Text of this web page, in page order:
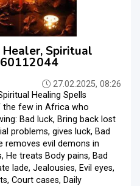
Spiritual
27.02.2025, 08:26
Healing Spells
the few in Africa who
Bad luck, Bring back lost
problems, gives luck, Bad
removes evil demons in
He treats Body pains, Bad
lade, Jealousies, Evil eyes,
Court cases, Daily